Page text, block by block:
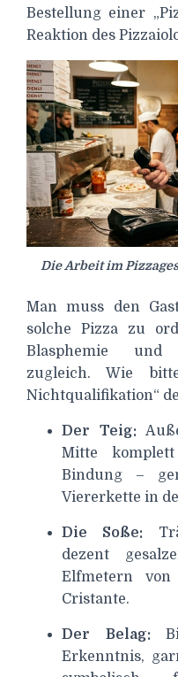
Bestellung einer
Reaktion des
Die Arbeit im
Man muss den
solche Pizza zu
Blasphemie und
zugleich. Wie
Nichtqualifikation“
Der Teig:
Mitte
Bindung –
Viererkette in
Die Soße:
dezent
Elfmetern
Cristante.
Der Belag:
Erkenntnis,